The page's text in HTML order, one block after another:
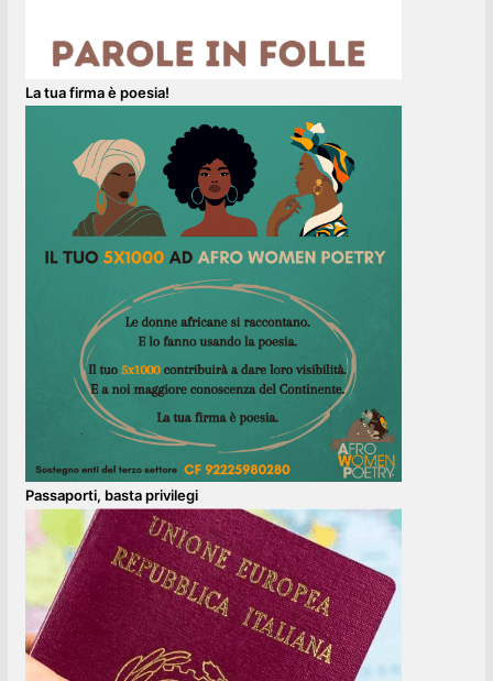
La tua firma è poesia!
Passaporti, basta privilegi